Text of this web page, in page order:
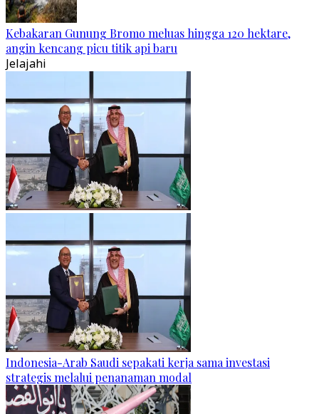
Kebakaran Gunung Bromo meluas hingga 120 hektare,
angin kencang picu titik api baru
Jelajahi
Indonesia-Arab Saudi sepakati kerja sama investasi
strategis melalui penanaman modal